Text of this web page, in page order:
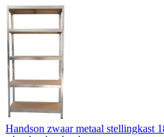
Handson zwaar metaal stellingkast